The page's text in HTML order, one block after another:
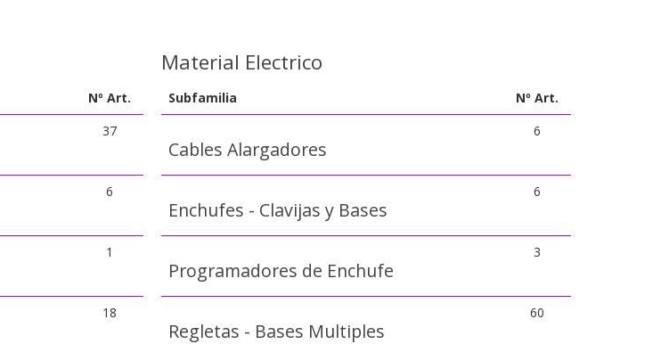
Nº Art.
37
6
1
18
Material Electrico
Subfamilia Nº Art.
Cables Alargadores
6
Enchufes - Clavijas y Bases
6
Programadores de Enchufe
3
Regletas - Bases Multiples
60